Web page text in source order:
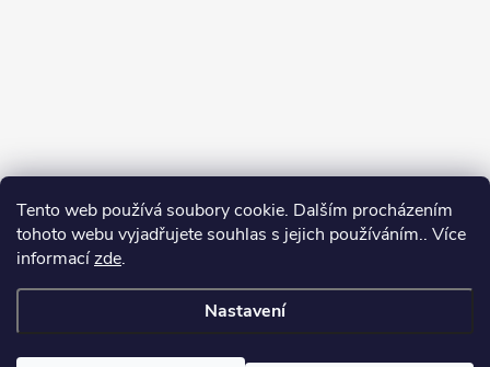
Tento web používá soubory cookie. Dalším procházením
tohoto webu vyjadřujete souhlas s jejich používáním.. Více
informacízde.
Nastavení